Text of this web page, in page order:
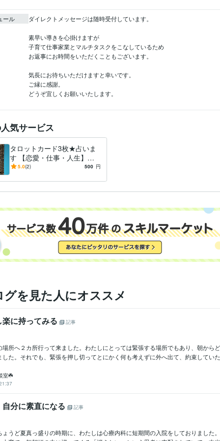
ール ダイレクトメッセージは随時受付しています。
素早い導きを心掛けますが
子育て仕事家業とマルチタスクをこなしているため
お返事にお時間をいただくこともございます。
気長にお待ちいただけますと幸いです。
ご縁に感謝。
どうぞ宜しくお願いいたします。
気サービス
タロットカード3枚★占いま
す 【恋愛・仕事・人生】過
去・現在・未来の流れをリー
5.0(2) 500 円
を見た人にオススメ
に持ってみる 記事
場所へ２カ所行って来ました。わたしにとっては緊張する場所でもあり、朝から
した。それでも、緊張を押し切ってとにかく何も考えずに外へ出て、約束してい
室☘️
分に素直になる 記事
ょうど夏真っ盛りの時期に、わたしは心療内科に短期間の入院をしておりました